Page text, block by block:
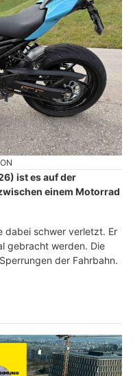
ist es auf der
einem Motorrad
dabei schwer verletzt. Er
gebracht werden. Die
der Fahrbahn.